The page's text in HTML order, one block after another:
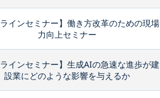
ラインセミナー】働き方改革のための現場
力向上セミナー
ラインセミナー】生成AIの急速な進歩が建
設業にどのような影響を与えるか